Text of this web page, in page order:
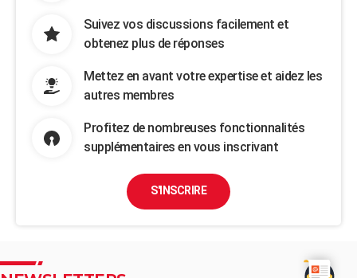
Suivez vos discussions facilement et
obtenez plus de réponses
Mettez en avant votre expertise et aidez les
autres membres
Profitez de nombreuses fonctionnalités
supplémentaires en vous inscrivant
S'INSCRIRE